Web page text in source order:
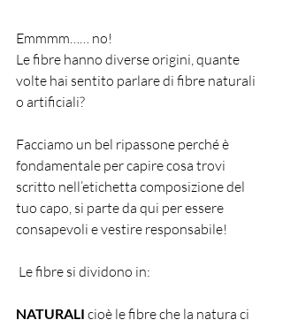
Emmmm…… no!
Le fibre hanno diverse origini, quante
volte hai sentito parlare di fibre naturali
o artificiali?
Facciamo un bel ripassone perché è
fondamentale per capire cosa trovi
scritto nell’etichetta composizione del
tuo capo, si parte da qui per essere
consapevoli e vestire responsabile!
Le fibre si dividono in:
NATURALI cioè le fibre che la natura ci